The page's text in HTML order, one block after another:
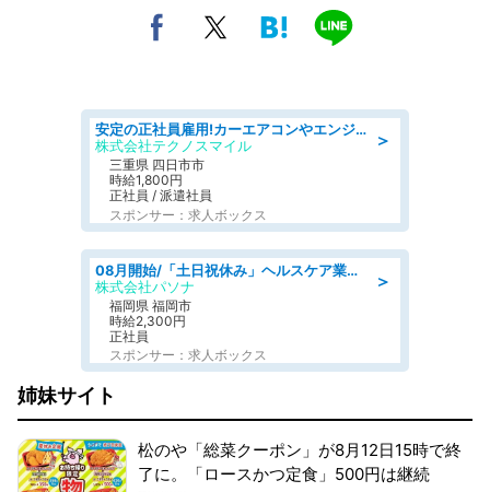
＞
安定の正社員雇用!カーエアコンやエンジンの製造・加工業務 denso aichi
株式会社テクノスマイル
三重県 四日市市
時給1,800円
正社員 / 派遣社員
スポンサー：求人ボックス
＞
08月開始/「土日祝休み」ヘルスケア業界の産業保健師/高時給/未経験OK/要資格:保健師、正看護師
株式会社パソナ
福岡県 福岡市
時給2,300円
正社員
スポンサー：求人ボックス
姉妹サイト
松のや「総菜クーポン」が8月12日15時で終
了に。「ロースかつ定食」500円は継続